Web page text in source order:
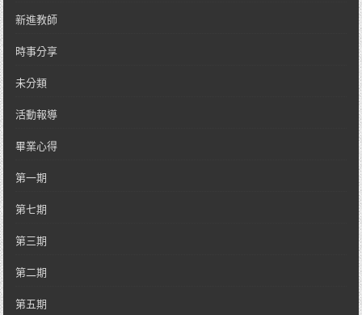
新進教師
時事分享
未分類
活動報導
畢業心得
第一期
第七期
第三期
第二期
第五期